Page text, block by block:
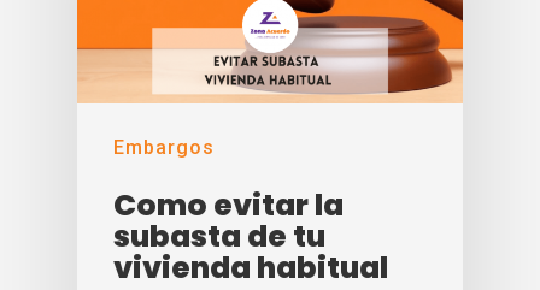
Embargos
Como evitar la
subasta de tu
vivienda habitual